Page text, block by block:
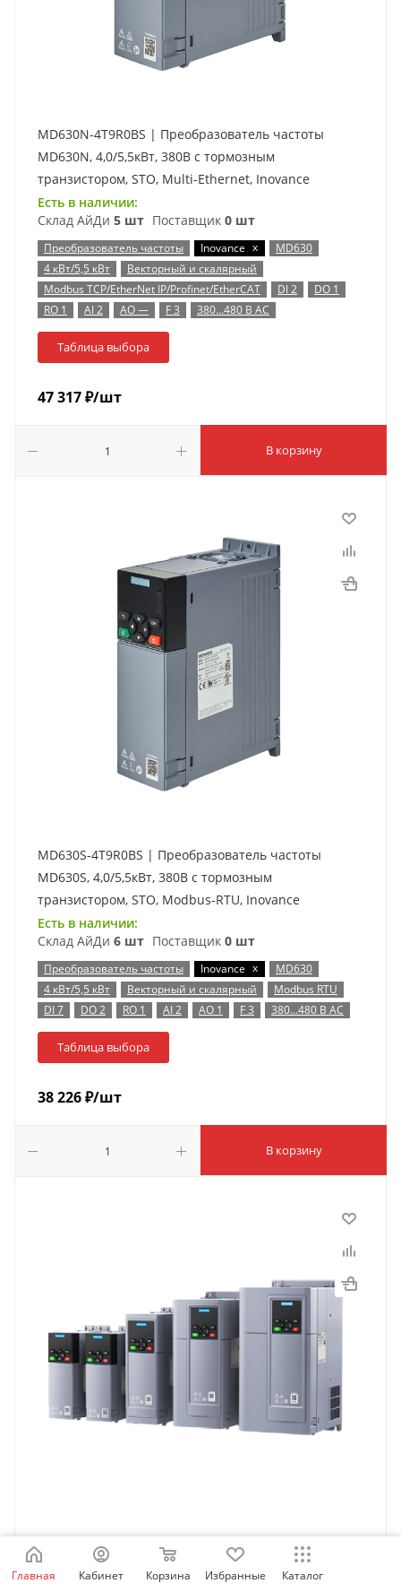
MD630N-4T9R0BS | Преобразователь частоты
MD630N, 4,0/5,5кВт, 380В с тормозным
транзистором, STO, Multi-Ethernet, Inovance
Есть в наличии:
Склад АйДи 5 шт Поставщик 0 шт
Преобразователь частоты Inovance x
MD630
4 кВт/5,5 кВт
Векторный и скалярный
Modbus TCP/EtherNet IP/Profinet/EtherCAT
DI 2
DO 1
RO 1
AI 2 AO — F 3 380…480 В AC
Таблица выбора
47 317₽/шт
В корзину
MD630S-4T9R0BS | Преобразователь частоты
MD630S, 4,0/5,5кВт, 380В с тормозным
транзистором, STO, Modbus-RTU, Inovance
Есть в наличии:
Склад АйДи 6 шт Поставщик 0 шт
Преобразователь частоты Inovance x
MD630
4 кВт/5,5 кВт
Векторный и скалярный
Modbus RTU
DI 7
DO 2 RO 1 AI 2 AO 1 F 3 380…480 В AC
Таблица выбора
38 226₽/шт
В корзину
MD630N-4T150BS | Преобразователь частоты
MD630N, 75кВт - 150% или 90кВт - 110%, 380В с
Главная Кабинет Корзина Избранные Каталог